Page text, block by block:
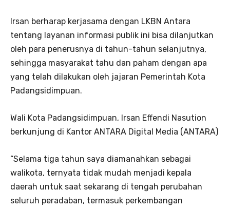
Irsan berharap kerjasama dengan LKBN Antara
tentang layanan informasi publik ini bisa dilanjutkan
oleh para penerusnya di tahun-tahun selanjutnya,
sehingga masyarakat tahu dan paham dengan apa
yang telah dilakukan oleh jajaran Pemerintah Kota
Padangsidimpuan.
Wali Kota Padangsidimpuan, Irsan Effendi Nasution
berkunjung di Kantor ANTARA Digital Media (ANTARA)
“Selama tiga tahun saya diamanahkan sebagai
walikota, ternyata tidak mudah menjadi kepala
daerah untuk saat sekarang di tengah perubahan
seluruh peradaban, termasuk perkembangan